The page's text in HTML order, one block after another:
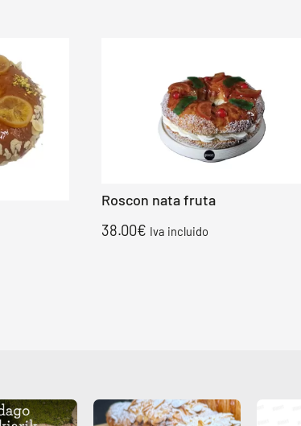
Roscon nata fruta
38.00€ Iva incluido